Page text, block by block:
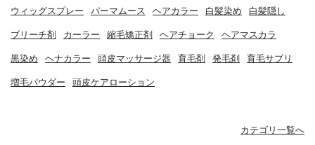
ウィッグスプレー パーマムース ヘアカラー 白髪染め 白髪隠し
ブリーチ剤 カーラー 縮毛矯正剤 ヘアチョーク ヘアマスカラ
黒染め ヘナカラー 頭皮マッサージ器 育毛剤 発毛剤 育毛サプリ
増毛パウダー 頭皮ケアローション
カテゴリ一覧へ